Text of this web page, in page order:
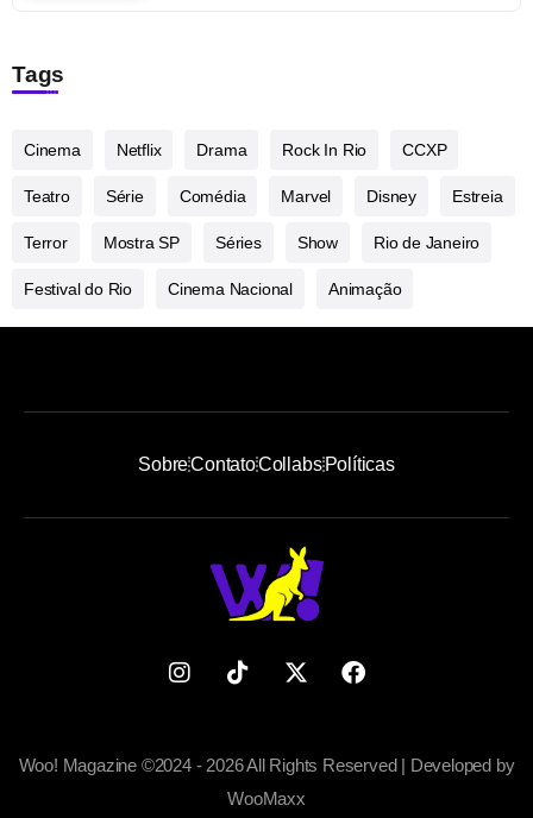
Tags
Cinema Netflix Drama Rock In Rio CCXP
Teatro Série Comédia Marvel Disney Estreia
Terror Mostra SP Séries Show Rio de Janeiro
Festival do Rio Cinema Nacional Animação
SobreContatoCollabsPolíticas
Woo! Magazine ©2024 - 2026 All Rights Reserved | Developed by
WooMaxx